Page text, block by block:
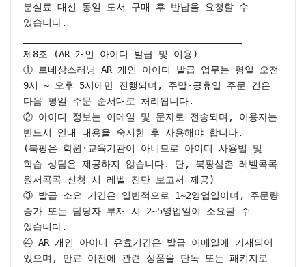
분실료 대신 동일 도서 구매 후 반납을 요청할 수
있습니다.
제8조 (AR 개인 아이디 발급 및 이용)
① 르네상스러닝 AR 개인 아이디 발급 업무는 평일 오전
9시 ~ 오후 5시에만 진행되며, 주말·공휴일 주문 건은
다음 평일 주문 순서대로 처리됩니다.
② 아이디 정보는 이메일 및 문자로 전송되며, 이용자는
반드시 안내 내용을 숙지한 후 사용해야 합니다.
(북팡은 학원·교육기관이 아니므로 아이디 사용법 및
학습 상담은 제공하지 않습니다. 단, 북팡삼촌 레벨콕콕
원서콕콕 신청 시 레벨 진단 보고서 제공)
③ 발급 소요 기간은 일반적으로 1~2영업일이며, 주문량
증가 또는 담당자 부재 시 2~5영업일이 소요될 수
있습니다.
④ AR 개인 아이디 유효기간은 발급 이메일에 기재되어
있으며, 만료 이전에 관련 상품을 단독 또는 패키지로